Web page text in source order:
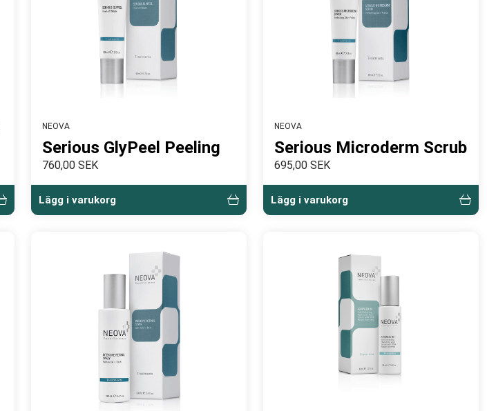
NEOVA
Serious GlyPeel Peeling
760,00 SEK
Lägg i varukorg
NEOVA
Serious Microderm Scrub
695,00 SEK
Lägg i varukorg